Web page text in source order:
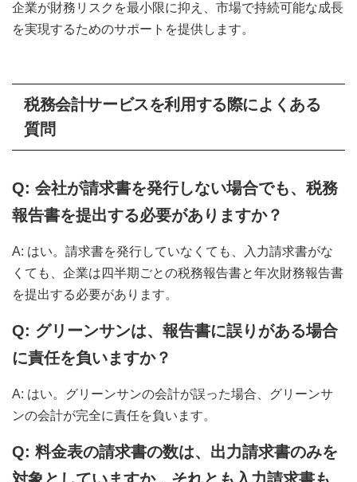
企業が財務リスクを最小限に抑え、市場で持続可能な成長
を実現するためのサポートを提供します。
税務会計サービスを利用する際によくある
質問
Q: 会社が請求書を発行しない場合でも、税務
報告書を提出する必要がありますか？
A: はい。請求書を発行していなくても、入力請求書がな
くても、企業は四半期ごとの税務報告書と年次財務報告書
を提出する必要があります。
Q: グリーンサンは、報告書に誤りがある場合
に責任を負いますか？
A: はい。グリーンサンの会計が誤った場合、グリーンサ
ンの会計が完全に責任を負います。
Q: 料金表の請求書の数は、出力請求書のみを